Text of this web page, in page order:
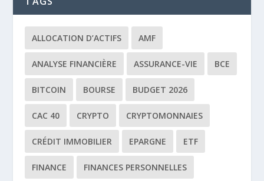
ALLOCATION D’ACTIFS AMF
ANALYSE FINANCIÈRE ASSURANCE-VIE BCE
BITCOIN BOURSE BUDGET 2026
CAC 40 CRYPTO CRYPTOMONNAIES
CRÉDIT IMMOBILIER EPARGNE ETF
FINANCE FINANCES PERSONNELLES